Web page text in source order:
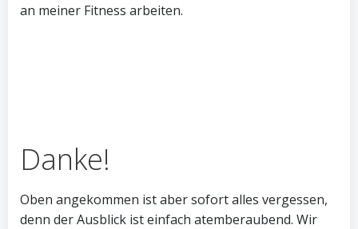
an meiner Fitness arbeiten.
Danke!
Oben angekommen ist aber sofort alles vergessen,
denn der Ausblick ist einfach atemberaubend. Wir